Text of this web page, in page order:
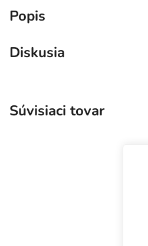
Popis
Diskusia
Súvisiaci tovar